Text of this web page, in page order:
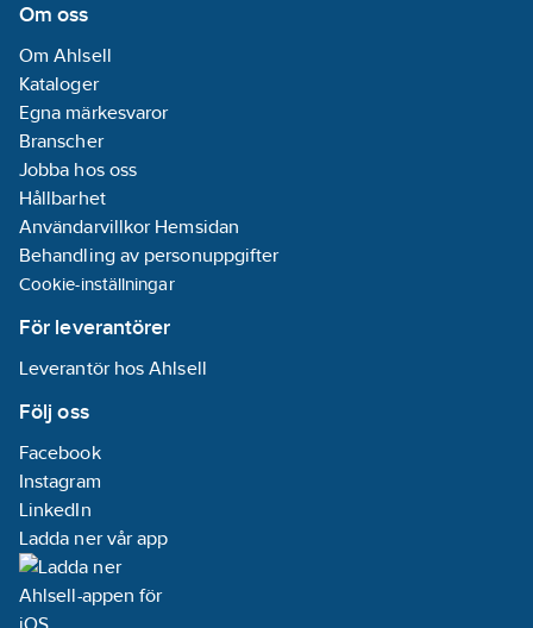
Om oss
Om Ahlsell
Kataloger
Egna märkesvaror
Branscher
Jobba hos oss
Hållbarhet
Användarvillkor Hemsidan
Behandling av personuppgifter
Cookie-inställningar
För leverantörer
Leverantör hos Ahlsell
Följ oss
Facebook
Instagram
LinkedIn
Ladda ner vår app